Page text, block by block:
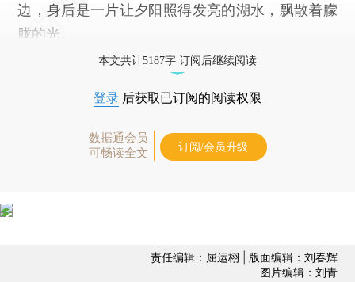
边，身后是一片让夕阳照得发亮的湖水，飘散着朦
胧的光。
本文共计5187字 订阅后继续阅读
登录 后获取已订阅的阅读权限
数据通会员
可畅读全文
订阅/会员升级
责任编辑：屈运栩 | 版面编辑：刘春辉
图片编辑：刘青